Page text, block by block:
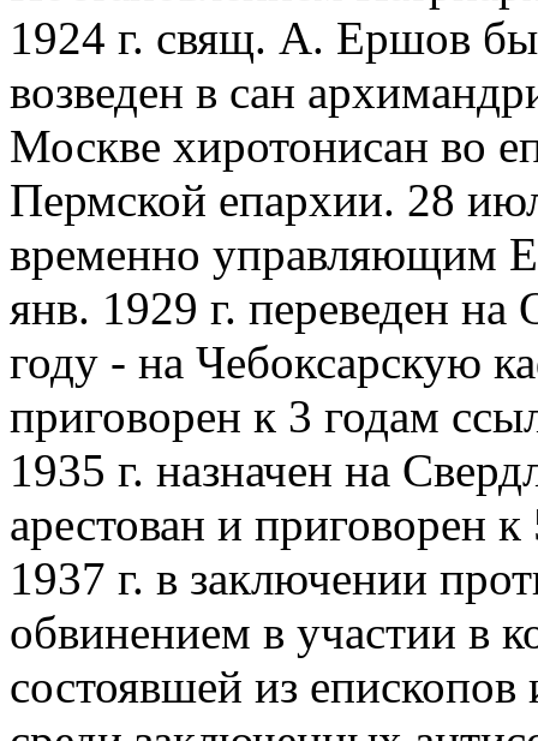
1924 г. свящ. А. Ершов
возведен в сан
Москве хиротонисан во
Пермской епархии. 28
временно управляющим
янв. 1929 г. переведен
году - на Чебоксарскую
приговорен к 3 годам
1935 г. назначен на
арестован и приговорен
1937 г. в заключении
обвинением в участии в
состоявшей из